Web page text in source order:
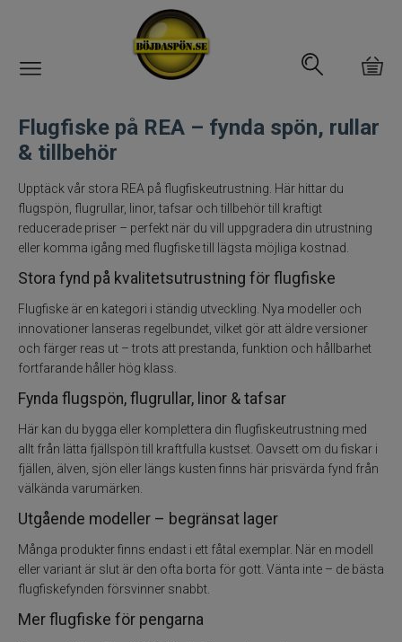
Abborrfemman
Interfiske
Rullar
Fiskeset
Fiskelinor
Småplock
Tillbehör
Flugbindning
Flugfiske
Flugfiske på REA – fynda spön, rullar
& tillbehör
Upptäck vår stora REA på flugfiskeutrustning. Här hittar du
flugspön, flugrullar, linor, tafsar och tillbehör till kraftigt
reducerade priser – perfekt när du vill uppgradera din utrustning
eller komma igång med flugfiske till lägsta möjliga kostnad.
Stora fynd på kvalitetsutrustning för flugfiske
Flugfiske är en kategori i ständig utveckling. Nya modeller och
innovationer lanseras regelbundet, vilket gör att äldre versioner
och färger reas ut – trots att prestanda, funktion och hållbarhet
fortfarande håller hög klass.
Fynda flugspön, flugrullar, linor & tafsar
Här kan du bygga eller komplettera din flugfiskeutrustning med
allt från lätta fjällspön till kraftfulla kustset. Oavsett om du fiskar i
fjällen, älven, sjön eller längs kusten finns här prisvärda fynd från
välkända varumärken.
Utgående modeller – begränsat lager
Många produkter finns endast i ett fåtal exemplar. När en modell
eller variant är slut är den ofta borta för gott. Vänta inte – de bästa
flugfiskefynden försvinner snabbt.
Mer flugfiske för pengarna